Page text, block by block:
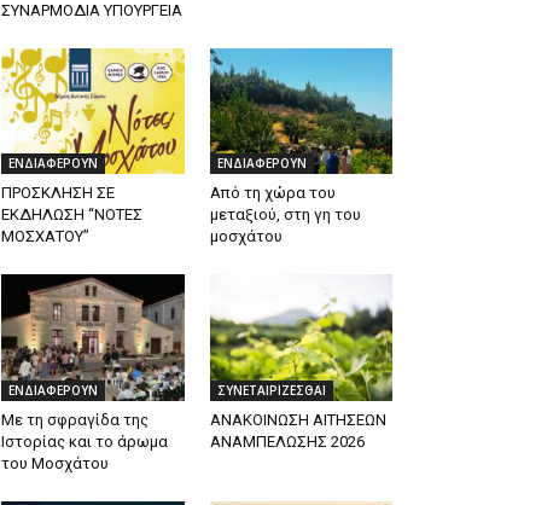
ΣΥΝΑΡΜΟΔΙΑ ΥΠΟΥΡΓΕΙΑ
ΕΝΔΙΑΦΕΡΟΥΝ
ΠΡΟΣΚΛΗΣΗ ΣΕ
ΕΚΔΗΛΩΣΗ “ΝΟΤΕΣ
ΜΟΣΧΑΤΟΥ”
ΕΝΔΙΑΦΕΡΟΥΝ
Από τη χώρα του
μεταξιού, στη γη του
μοσχάτου
ΕΝΔΙΑΦΕΡΟΥΝ
Με τη σφραγίδα της
Ιστορίας και το άρωμα
του Μοσχάτου
ΣΥΝΕΤΑΙΡΙΖΕΣΘΑΙ
ΑΝΑΚΟΙΝΩΣΗ ΑΙΤΗΣΕΩΝ
ΑΝΑΜΠΕΛΩΣΗΣ 2026